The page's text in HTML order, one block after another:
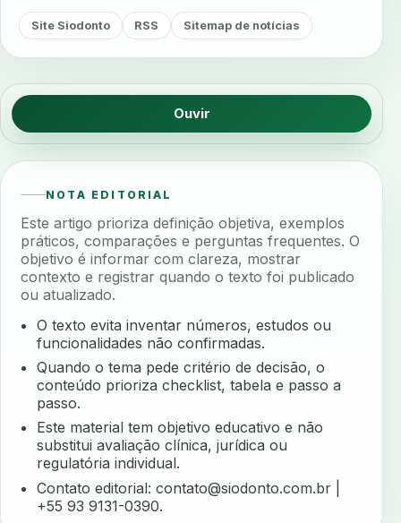
Site Siodonto RSS Sitemap de notícias
Ouvir
NOTA EDITORIAL
Este artigo prioriza definição objetiva, exemplos
práticos, comparações e perguntas frequentes. O
objetivo é informar com clareza, mostrar
contexto e registrar quando o texto foi publicado
ou atualizado.
O texto evita inventar números, estudos ou
funcionalidades não confirmadas.
Quando o tema pede critério de decisão, o
conteúdo prioriza checklist, tabela e passo a
passo.
Este material tem objetivo educativo e não
substitui avaliação clínica, jurídica ou
regulatória individual.
Contato editorial:contato@siodonto.com.br
+55 93 9131-0390.